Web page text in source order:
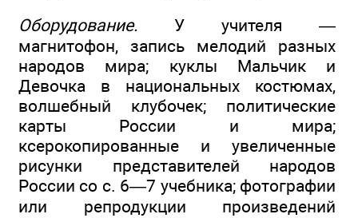
Оборудование. У учителя —
магнитофон, запись мелодий разных
народов мира; куклы Мальчик и
Девочка в национальных костюмах,
волшебный клубочек; политические
карты России и мира;
ксерокопированные и увеличенные
рисунки представителей народов
России со с. 6—7 учебника; фотографии
или репродукции произведений